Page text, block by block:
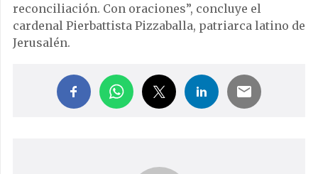
reconciliación. Con oraciones”, concluye el
cardenal Pierbattista Pizzaballa, patriarca latino de
Jerusalén.